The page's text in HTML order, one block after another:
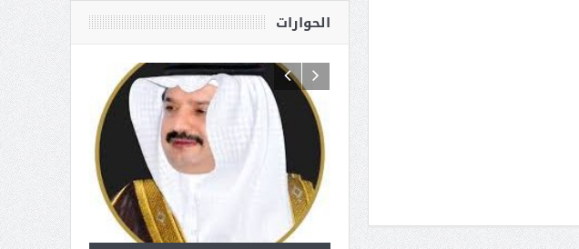
الحوارات
رئيس غرفة نجران محيميد آل شرمه: